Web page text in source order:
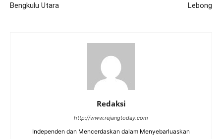
Bengkulu Utara
Lebong
Redaksi
http://www.rejangtoday.com
Independen dan Mencerdaskan dalam Menyebarluaskan